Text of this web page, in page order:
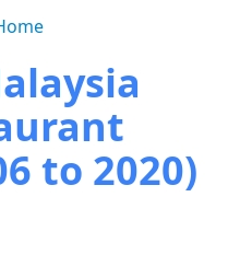
to 2020)